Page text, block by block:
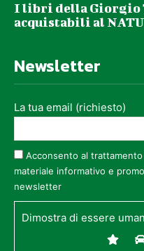
I libri della Giorgio
acquistabili al
Newsletter
La tua email (richiesto)
Acconsento al
materiale informativo e
newsletter
Dimostra di essere